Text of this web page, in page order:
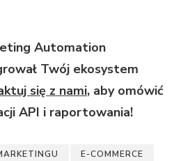
Automation
Twój ekosystem
się z nami, aby omówić
API i raportowania!
E-COMMERCE